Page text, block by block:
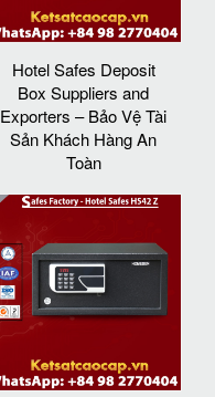
Hotel Safes Deposit
Box Suppliers and
Exporters – Bảo Vệ Tài
Sản Khách Hàng An
Toàn